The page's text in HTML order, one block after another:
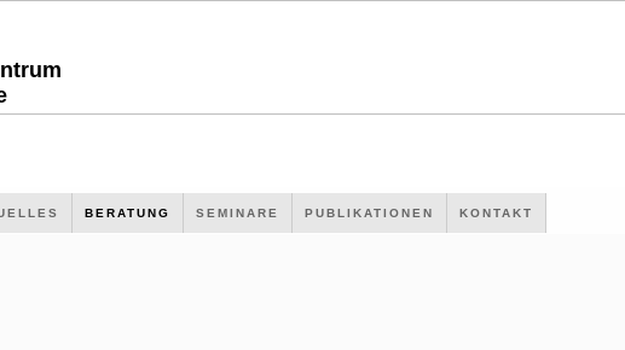
BERATUNG SEMINARE PUBLIKATIONEN KONTAKT